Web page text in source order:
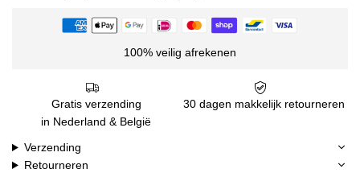
100% veilig afrekenen
Gratis verzending
in Nederland & België
30 dagen makkelijk retourneren
Verzending
Retourneren